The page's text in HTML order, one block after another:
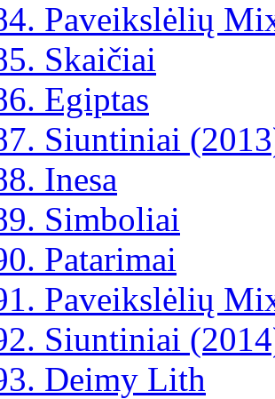
Paveikslėlių
Skaičiai
Egiptas
Siuntiniai
Inesa
Simboliai
Patarimai
Paveikslėlių
Siuntiniai
Deimy Lith